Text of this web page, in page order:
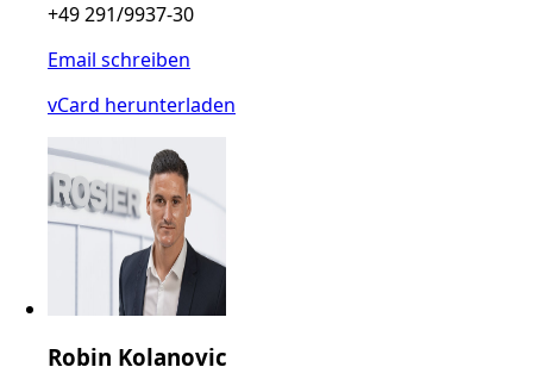
+49 291/9937-30
Email schreiben
vCard herunterladen
Robin Kolanovic